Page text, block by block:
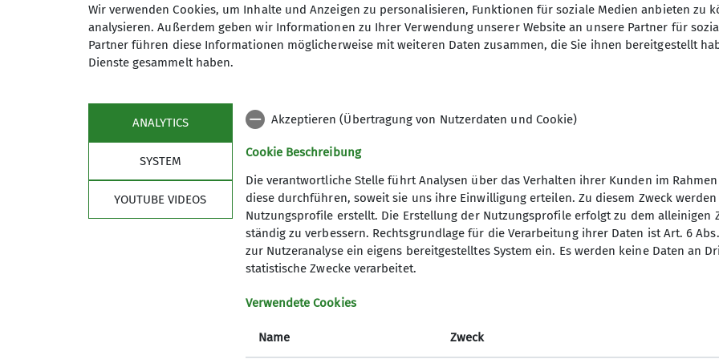
Grundlagen zu beherrschen, wiederholen wir die Fertigkeiten bei unseren
Die HTG begrüßt alle Absolvent*innen des Grundkurses Hochtouren und DAV-
Hochgebirge.
Euer Interesse geweckt? Dann meldet euch gerne bei Adrian oder János.
Regelmäßige Termine:
Dienstags ab 19:00 Uhr: Klettern/Bouldern am Fels oder in der Halle, z.B. Freiraum
Andernach
Donnerstags ab 17:30 Uhr: Bouldern in der Koblenzer Hütte, Kolonnenweg 7, 56077
Kontakt aufnehmen
Anmeldung bis 31.03.2026
Programm
Vorträge
Anmeldung
DAV
Wir verwenden Cookies, um Inhalte und Anzeigen zu personalisieren, Funktionen für soziale Medien anbieten zu
analysieren. Außerdem geben wir Informationen zu Ihrer Verwendung unserer Website an unsere Partner für
Partner führen diese Informationen möglicherweise mit weiteren Daten zusammen, die Sie ihnen bereitgestellt
Dienste gesammelt haben.
ANALYTICS
SYSTEM
YOUTUBE VIDEOS
Akzeptieren (Übertragung von Nutzerdaten und Cookie)
Cookie Beschreibung
Die verantwortliche Stelle führt Analysen über das Verhalten ihrer Kunden im
diese durchführen, soweit sie uns ihre Einwilligung erteilen. Zu diesem Zweck
Nutzungsprofile erstellt. Die Erstellung der Nutzungsprofile erfolgt zu dem alleinigen
ständig zu verbessern. Rechtsgrundlage für die Verarbeitung ihrer Daten ist Art. 6
zur Nutzeranalyse ein eigens bereitgestelltes System ein. Es werden keine Daten an
statistische Zwecke verarbeitet.
Verwendete Cookies
Name Zweck